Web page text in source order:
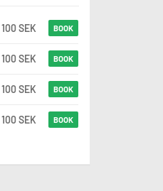
100 SEK BOOK
100 SEK BOOK
100 SEK BOOK
100 SEK BOOK